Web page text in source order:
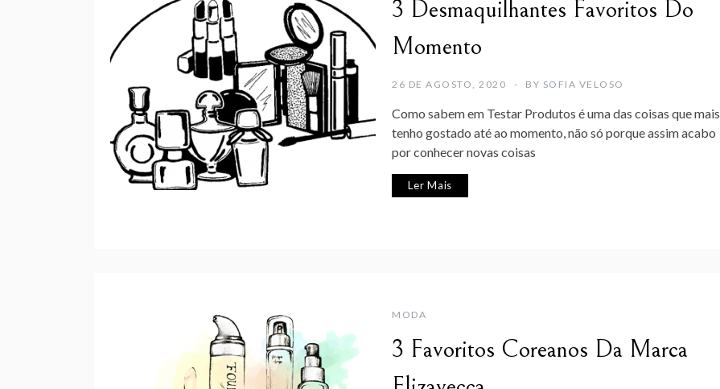
3 Desmaquilhantes Favoritos Do
Momento
26 DE AGOSTO, 2020 BY SOFIA VELOSO
Como sabem em Testar Produtos é uma das coisas que mais
tenho gostado até ao momento, não só porque assim acabo
por conhecer novas coisas
Ler Mais
MODA
3 Favoritos Coreanos Da Marca